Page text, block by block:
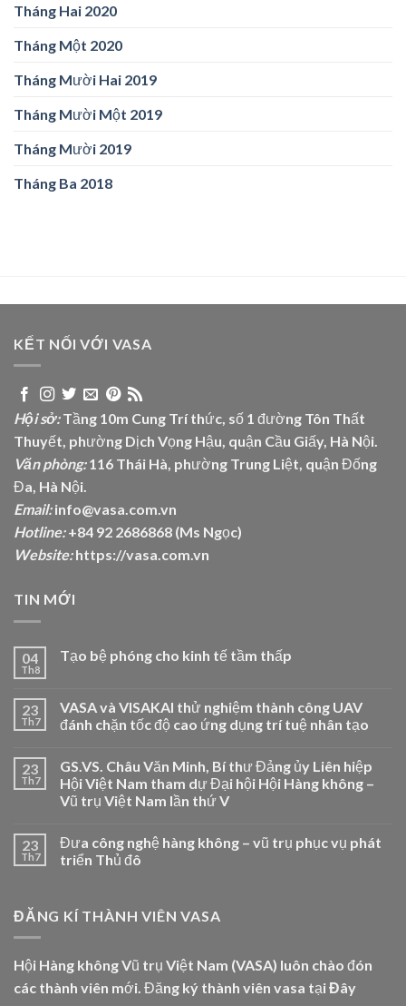
Tháng Hai 2020
Tháng Một 2020
Tháng Mười Hai 2019
Tháng Mười Một 2019
Tháng Mười 2019
Tháng Ba 2018
KẾT NỐI VỚI VASA
Hội sở:Tầng 10m Cung Trí thức, số 1 đường Tôn Thất
Thuyết, phường Dịch Vọng Hậu, quận Cầu Giấy, Hà Nội.
Văn phòng:116 Thái Hà, phường Trung Liệt, quận Đống
Đa, Hà Nội.
Email:info@vasa.com.vn
Hotline:+84 92 2686868 (Ms Ngọc)
Website: https://vasa.com.vn
TIN MỚI
04
Th8
Tạo bệ phóng cho kinh tế tầm thấp
23
Th7
VASA và VISAKAI thử nghiệm thành công UAV
đánh chặn tốc độ cao ứng dụng trí tuệ nhân tạo
23
Th7
GS.VS. Châu Văn Minh, Bí thư Đảng ủy Liên hiệp
Hội Việt Nam tham dự Đại hội Hội Hàng không –
Vũ trụ Việt Nam lần thứ V
23
Th7
Đưa công nghệ hàng không – vũ trụ phục vụ phát
triển Thủ đô
ĐĂNG KÍ THÀNH VIÊN VASA
Hội Hàng không Vũ trụ Việt Nam (VASA) luôn chào đón
các thành viên mới. Đăng ký thành viên vasa tạiĐây